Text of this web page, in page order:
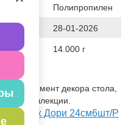
Полипропилен
28-01-2026
14.000 г
элемент декора стола,
коллекции.
поисках Дори 24см6шт/Р